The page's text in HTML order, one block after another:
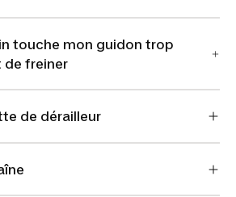
touche mon guidon trop
de freiner
de dérailleur